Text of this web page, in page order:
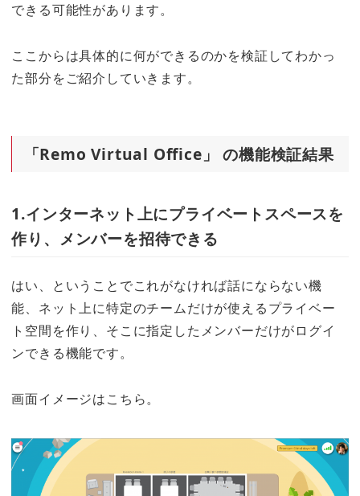
できる可能性があります。
ここからは具体的に何ができるのかを検証してわかっ
た部分をご紹介していきます。
「Remo Virtual Office」 の機能検証結果
1.インターネット上にプライベートスペースを
作り、メンバーを招待できる
はい、ということでこれがなければ話にならない機
能、ネット上に特定のチームだけが使えるプライベー
ト空間を作り、そこに指定したメンバーだけがログイ
ンできる機能です。
画面イメージはこちら。